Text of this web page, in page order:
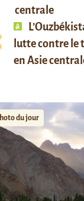
centrale
lutte contre le
en Asie
du jour